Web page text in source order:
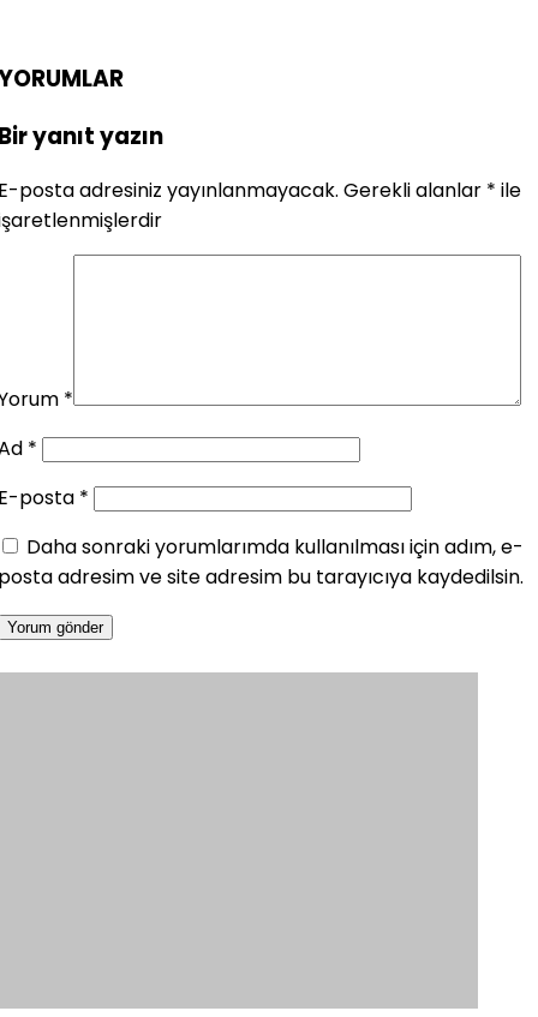
yanıt yazın
posta adresiniz yayınlanmayacak. Gerekli alanlar * ile
*
*
posta *
Daha sonraki yorumlarımda kullanılması için adım, e-
adresim ve site adresim bu tarayıcıya kaydedilsin.